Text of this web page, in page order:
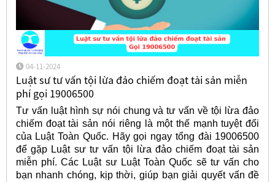
04-11-2024
Luật sư tư vấn tội lừa đảo chiếm đoạt tài sản miễn
phí gọi 19006500
Tư vấn luật hình sự nói chung và tư vấn về tội lừa đảo
chiếm đoạt tài sản nói riêng là một thế mạnh tuyệt đối
của Luật Toàn Quốc. Hãy gọi ngay tổng đài 19006500
để gặp Luật sư tư vấn tội lừa đảo chiếm đoạt tài sản
miễn phí. Các Luật sư Luật Toàn Quốc sẽ tư vấn cho
bạn nhanh chóng, kịp thời, giúp bạn giải quyết vấn đề